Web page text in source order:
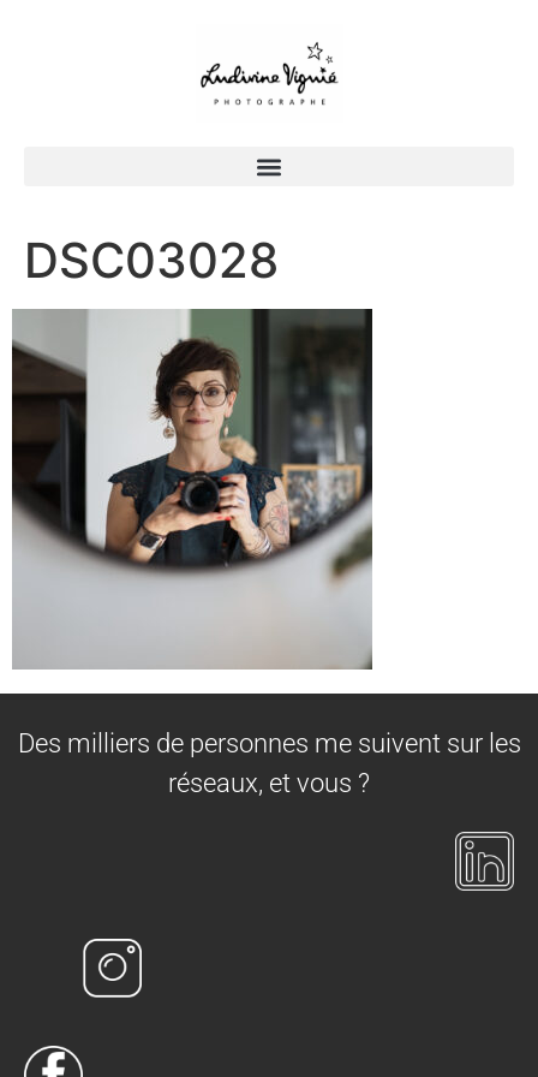
DSC03028
Des milliers de personnes me suivent sur les
réseaux, et vous ?